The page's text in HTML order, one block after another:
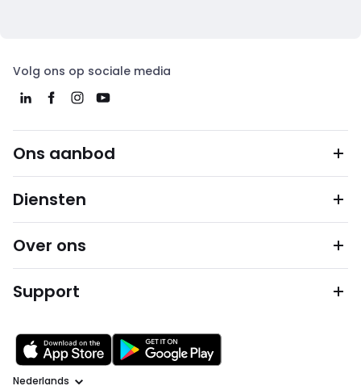
Volg ons op sociale media
Ons aanbod
Diensten
Over ons
Support
Taal